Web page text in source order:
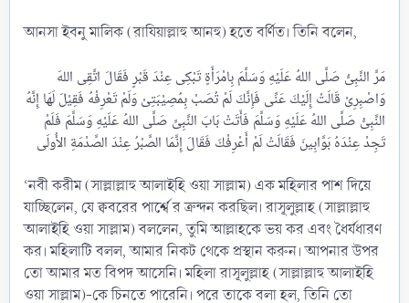
আনসা ইবনু মালিক (রাযিয়াল্লাহু আনহু) হতে বর্ণিত। তিনি বলেন,
مَرَّ النَّبِىُّ صَلَّى اللهُ عَلَيْهِ وَسَلَّمَ بِامْرَأَةٍ تَبْكِى عِنْدَ قَبْرٍ فَقَالَ اتَّقِى اللهَ
وَاصْبِرِىْ قَالَتْ إِلَيْكَ عَنِّى فَإِنَّكَ لَمْ تُصَبْ بِمُصِيْبَتِىْ وَلَمْ تَعْرِفْهُ فَقِيْلَ لَهَا إِنَّهُ
النَّبِىُّ صَلَّى اللهُ عَلَيْهِ وَسَلَّمَ فَأَتَتْ بَابَ النَّبِىِّ صَلَّى اللهُ عَلَيْهِ وَسَلَّمَ فَلَمْ
‘নবী করীম (সাল্লাল্লাহু আলাইহি ওয়া সাল্লাম) এক মহিলার পাশ দিয়ে
যাচ্ছিলেন, যে ক্ববরের পার্শ্বে র ক্রন্দন করছিল। রাসূলুল্লাহ (সাল্লাল্লাহু
আলাইহি ওয়া সাল্লাম) বললেন, তুমি আল্লাহকে ভয় কর এবং ধৈর্যধারণ
কর। মহিলাটি বলল, আমার নিকট থেকে প্রস্থান করুন। আপনার উপর
তো আমার মত বিপদ আসেনি। মহিলা রাসূলুল্লাহ (সাল্লাল্লাহু আলাইহি
ওয়া সাল্লাম)-কে চিনতে পারেনি। পরে তাকে বলা হল, তিনি তো